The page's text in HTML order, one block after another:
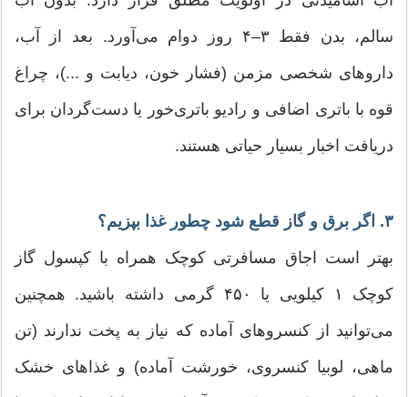
سالم، بدن فقط ۳–۴ روز دوام می‌آورد. بعد از آب،
داروهای شخصی مزمن (فشار خون، دیابت و ...)، چراغ
قوه با باتری اضافی و رادیو باتری‌خور یا دست‌گردان برای
دریافت اخبار بسیار حیاتی هستند.
۳. اگر برق و گاز قطع شود چطور غذا بپزیم؟
بهتر است اجاق مسافرتی کوچک همراه با کپسول گاز
کوچک ۱ کیلویی یا ۴۵۰ گرمی داشته باشید. همچنین
می‌توانید از کنسروهای آماده که نیاز به پخت ندارند (تن
ماهی، لوبیا کنسروی، خورشت آماده) و غذاهای خشک